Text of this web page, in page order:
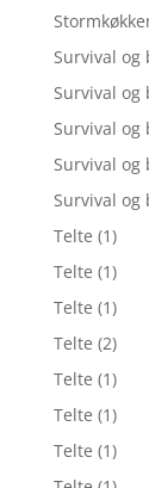
Survival
Survival
Survival
Survival
Survival
Telte (1)
Telte (1)
Telte (1)
Telte (2)
Telte (1)
Telte (1)
Telte (1)